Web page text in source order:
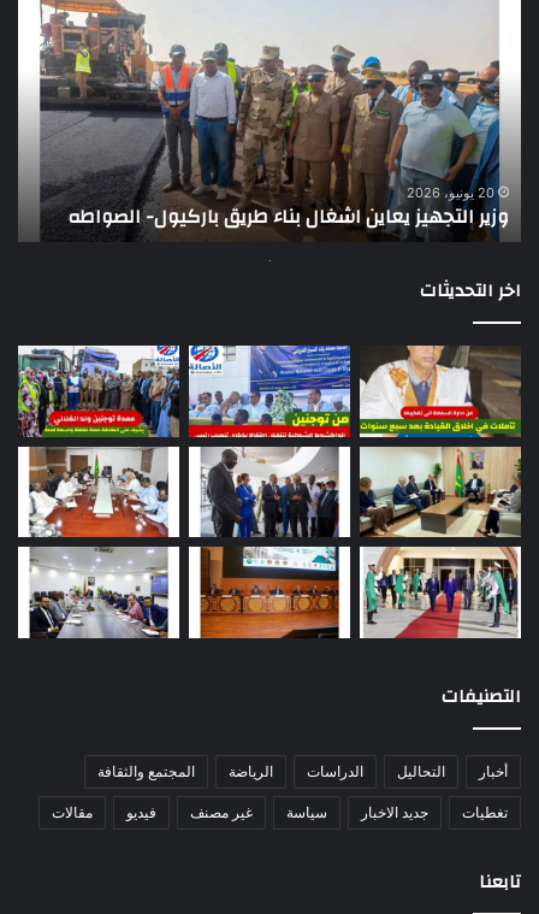
اشغال
بناء
طريق
باركيول-
الصواطه
20 يونيو، 2026
وزير التجهيز يعاين اشغال بناء طريق باركيول- الصواطه
اخر التحديثات
التصنيفات
أخبار التحاليل الدراسات الرياضة المجتمع والثقافة
تغطيات جديد الاخبار سياسة غير مصنف فيديو مقالات
تابعنا